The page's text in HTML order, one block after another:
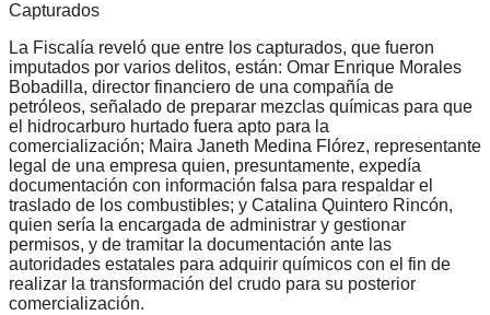
Capturados
La Fiscalía reveló que entre los capturados, que fueron
imputados por varios delitos, están: Omar Enrique Morales
Bobadilla, director financiero de una compañía de
petróleos, señalado de preparar mezclas químicas para que
el hidrocarburo hurtado fuera apto para la
comercialización; Maira Janeth Medina Flórez, representante
legal de una empresa quien, presuntamente, expedía
documentación con información falsa para respaldar el
traslado de los combustibles; y Catalina Quintero Rincón,
quien sería la encargada de administrar y gestionar
permisos, y de tramitar la documentación ante las
autoridades estatales para adquirir químicos con el fin de
realizar la transformación del crudo para su posterior
comercialización.